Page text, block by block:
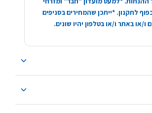
לתקנון. *ייתכן שהמחירים בסניפים
ו/או באתר ו/או בטלפון יהיו שונים.